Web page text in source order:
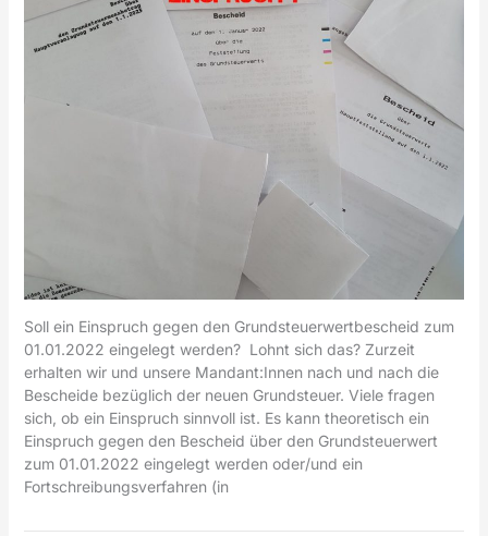
Soll ein Einspruch gegen den Grundsteuerwertbescheid zum
01.01.2022 eingelegt werden? Lohnt sich das? Zurzeit
erhalten wir und unsere Mandant:Innen nach und nach die
Bescheide bezüglich der neuen Grundsteuer. Viele fragen
sich, ob ein Einspruch sinnvoll ist. Es kann theoretisch ein
Einspruch gegen den Bescheid über den Grundsteuerwert
zum 01.01.2022 eingelegt werden oder/und ein
Fortschreibungsverfahren (in